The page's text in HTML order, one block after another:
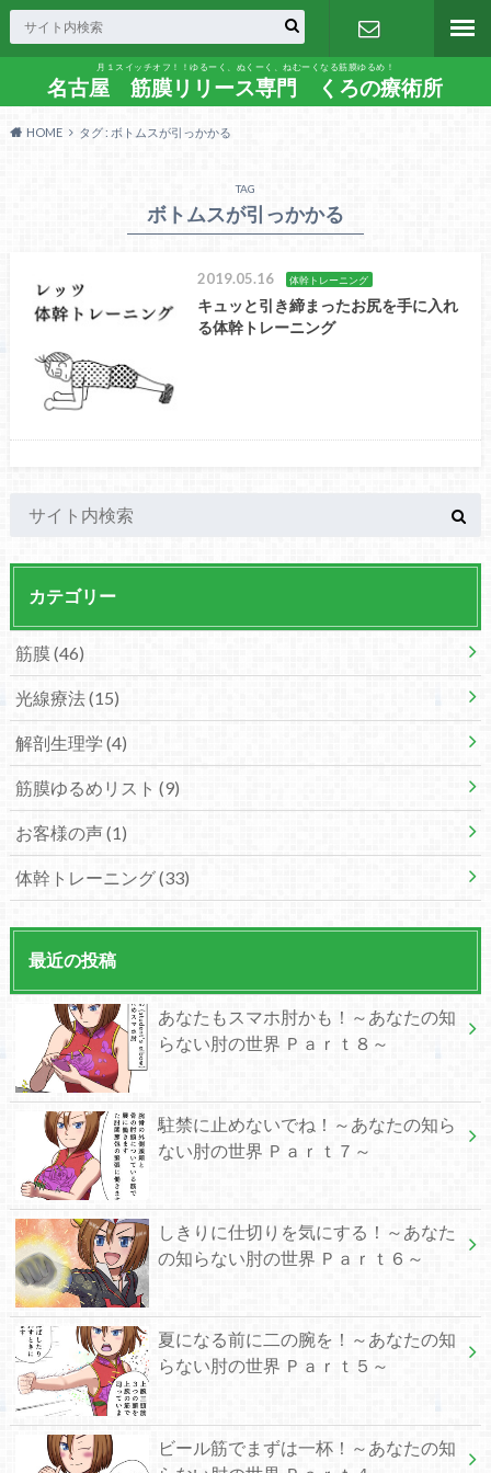
月１スイッチオフ！！ゆるーく、ぬくーく、ねむーくなる筋膜ゆるめ！
名古屋 筋膜リリース専門 くろの療術所
お問い合わ
HOME タグ : ボトムスが引っかかる
TAG
ボトムスが引っかかる
2019.05.16 体幹トレーニング
キュッと引き締まったお尻を手に入れ
る体幹トレーニング
カテゴリー
筋膜(46)
光線療法(15)
解剖生理学 (4)
筋膜ゆるめリスト (9)
お客様の声(1)
体幹トレーニング(33)
最近の投稿
あなたもスマホ肘かも！～あなたの知
らない肘の世界 Ｐａｒｔ８～
駐禁に止めないでね！～あなたの知ら
ない肘の世界 Ｐａｒｔ７～
しきりに仕切りを気にする！～あなた
の知らない肘の世界 Ｐａｒｔ６～
夏になる前に二の腕を！～あなたの知
らない肘の世界 Ｐａｒｔ５～
ビール筋でまずは一杯！～あなたの知